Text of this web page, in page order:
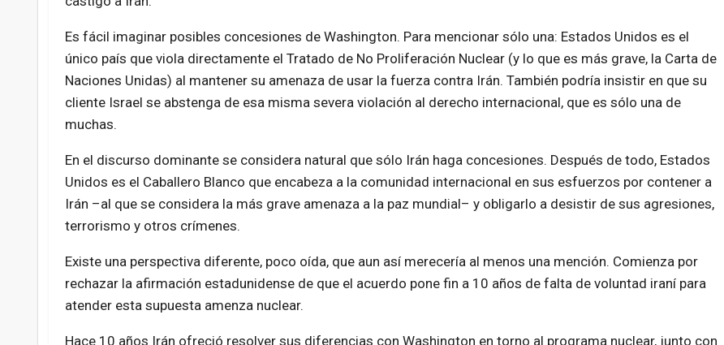
Es fácil imaginar posibles concesiones de Washington. Para mencionar sólo una: Estados Unidos es el
único país que viola directamente el Tratado de No Proliferación Nuclear (y lo que es más grave, la Carta de
Naciones Unidas) al mantener su amenaza de usar la fuerza contra Irán. También podría insistir en que su
cliente Israel se abstenga de esa misma severa violación al derecho internacional, que es sólo una de
muchas.
En el discurso dominante se considera natural que sólo Irán haga concesiones. Después de todo, Estados
Unidos es el Caballero Blanco que encabeza a la comunidad internacional en sus esfuerzos por contener a
Irán –al que se considera la más grave amenaza a la paz mundial– y obligarlo a desistir de sus agresiones,
terrorismo y otros crímenes.
Existe una perspectiva diferente, poco oída, que aun así merecería al menos una mención. Comienza por
rechazar la afirmación estadunidense de que el acuerdo pone fin a 10 años de falta de voluntad iraní para
atender esta supuesta amenza nuclear.
Hace 10 años Irán ofreció resolver sus diferencias con Washington en torno al programa nuclear, junto con